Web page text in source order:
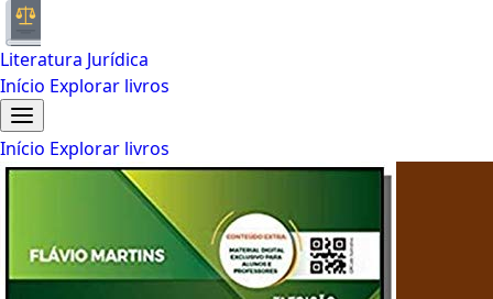
Literatura Jurídica
Início Explorar livros
Início Explorar livros